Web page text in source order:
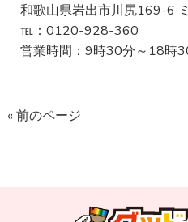
和歌山県岩出市川尻169-6
℡：0120-928-360
営業時間：9時30分～18時
« 前のページ